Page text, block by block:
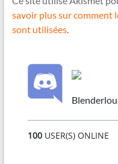
savoir plus sur comment
sont utilisées.
100 USER(S) ONLINE